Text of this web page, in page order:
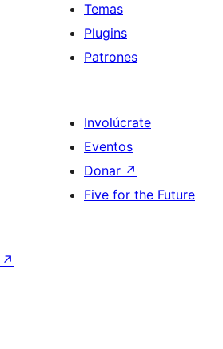
Temas
Plugins
Patrones
Involúcrate
Eventos
Donar ↗
Five for the Future
↗